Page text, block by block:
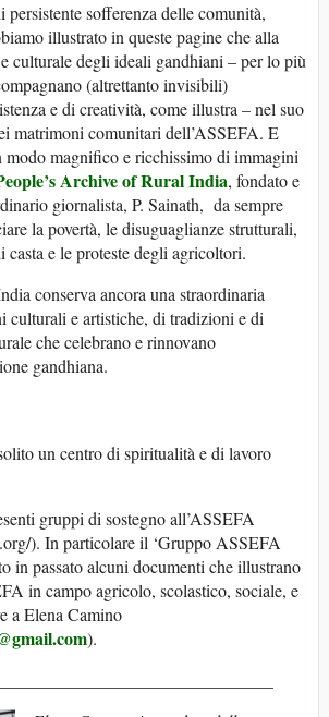
persistente sofferenza delle comunità,
illustrato in queste pagine che alla
culturale degli ideali gandhiani – per lo più
(altrettanto invisibili)
e di creatività, come illustra – nel suo
matrimoni comunitari dell’ASSEFA. E
modo magnifico e ricchissimo di immagini
Archive of Rural India, fondato e
giornalista, P. Sainath, da sempre
la povertà, le disuguaglianze strutturali,
e le proteste degli agricoltori.
conserva ancora una straordinaria
culturali e artistiche, di tradizioni e di
che celebrano e rinnovano
gandhiana.
un centro di spiritualità e di lavoro
gruppi di sostegno all’ASSEFA
). In particolare il ‘Gruppo ASSEFA
in passato alcuni documenti che illustrano
in campo agricolo, scolastico, sociale, e
a Elena Camino
).